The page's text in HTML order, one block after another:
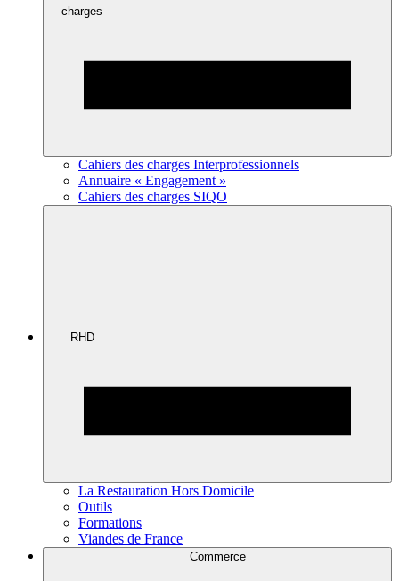
charges
Cahiers des charges Interprofessionnels
Annuaire « Engagement »
Cahiers des charges SIQO
RHD
La Restauration Hors Domicile
Outils
Formations
Viandes de France
Commerce